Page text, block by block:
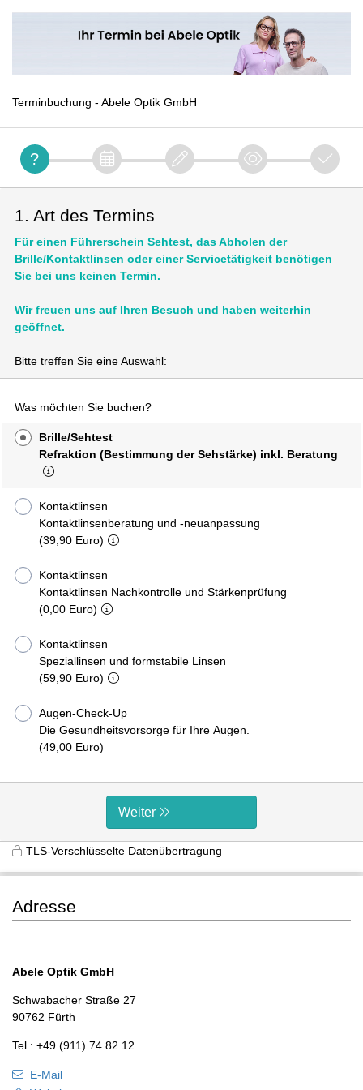
Terminbuchung - Abele Optik GmbH
1. Art des Termins
Für einen Führerschein Sehtest, das Abholen der
Brille/Kontaktlinsen oder einer Servicetätigkeit benötigen
Sie bei uns keinen Termin.
Wir freuen uns auf Ihren Besuch und haben weiterhin
geöffnet.
Bitte treffen Sie eine Auswahl:
Was möchten Sie buchen?
Brille/Sehtest
Refraktion (Bestimmung der Sehstärke) inkl. Beratung
Kontaktlinsen
Kontaktlinsenberatung und -neuanpassung
(39,90 Euro)
Kontaktlinsen
Kontaktlinsen Nachkontrolle und Stärkenprüfung
(0,00 Euro)
Kontaktlinsen
Speziallinsen und formstabile Linsen
(59,90 Euro)
Augen-Check-Up
Die Gesundheitsvorsorge für Ihre Augen.
(49,00 Euro)
Weiter
TLS-Verschlüsselte Datenübertragung
Adresse
Abele Optik GmbH
Schwabacher Straße 27
90762 Fürth
Tel.: +49 (911) 74 82 12
E-Mail